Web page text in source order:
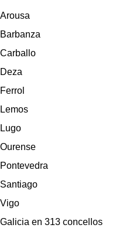
Arousa
Barbanza
Carballo
Deza
Ferrol
Lemos
Lugo
Ourense
Pontevedra
Santiago
Vigo
Galicia en 313 concellos